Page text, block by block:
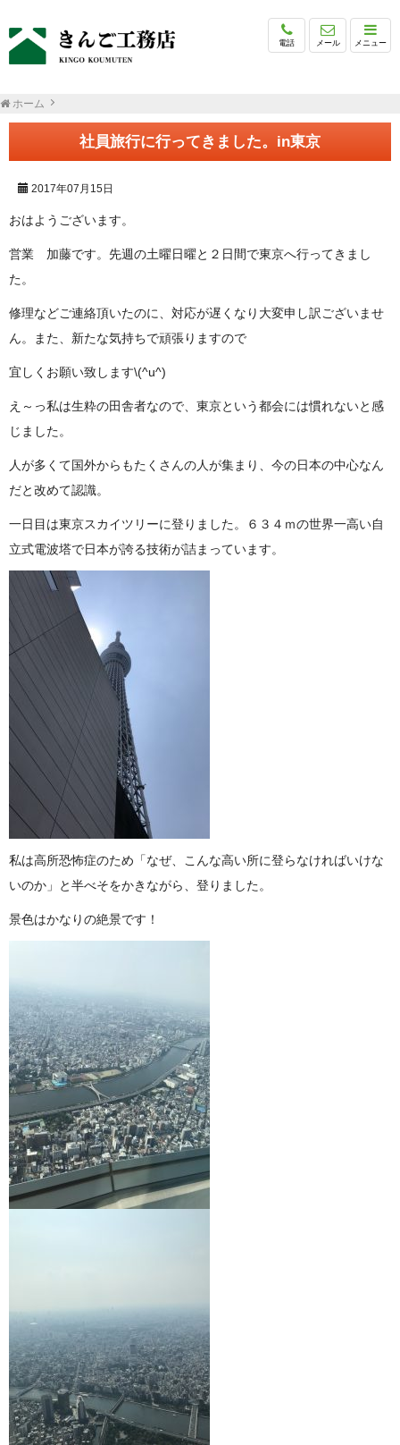
電話 メール メニュー
ホーム
社員旅行に行ってきました。in東京
2017年07月15日
おはようございます。
営業 加藤です。先週の土曜日曜と２日間で東京へ行ってきまし
た。
修理などご連絡頂いたのに、対応が遅くなり大変申し訳ございませ
ん。また、新たな気持ちで頑張りますので
宜しくお願い致します\(^u^)
え～っ私は生粋の田舎者なので、東京という都会には慣れないと感
じました。
人が多くて国外からもたくさんの人が集まり、今の日本の中心なん
だと改めて認識。
一日目は東京スカイツリーに登りました。６３４ｍの世界一高い自
立式電波塔で日本が誇る技術が詰まっています。
私は高所恐怖症のため「なぜ、こんな高い所に登らなければいけな
いのか」と半べそをかきながら、登りました。
景色はかなりの絶景です！